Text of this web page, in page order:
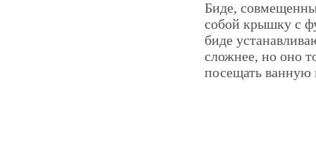
Биде,
собой крышку с
биде
сложнее, но оно
посещать ванную